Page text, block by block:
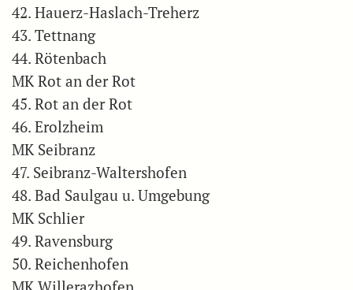
42. Hauerz-Haslach-Treherz
43. Tettnang
44. Rötenbach
MK Rot an der Rot
45. Rot an der Rot
46. Erolzheim
MK Seibranz
47. Seibranz-Waltershofen
48. Bad Saulgau u. Umgebung
MK Schlier
49. Ravensburg
50. Reichenhofen